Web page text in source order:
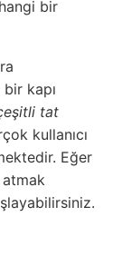
bir
kapı
tat
kullanıcı
Eğer
atmak